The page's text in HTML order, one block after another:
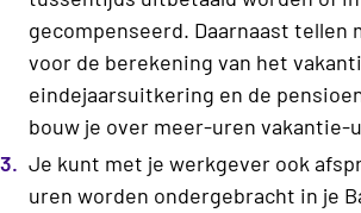
gecompenseerd. Daarnaast tellen
voor de berekening van het
eindejaarsuitkering en de
bouw je over meer-uren vakantie-
Je kunt met je werkgever ook
uren worden ondergebracht in je